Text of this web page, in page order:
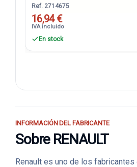
Ref. 2714675
16,94 €
IVA incluido
En stock
INFORMACIÓN DEL FABRICANTE
Sobre RENAULT
Renault es uno de los